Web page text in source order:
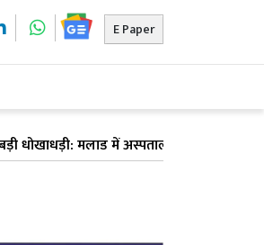
E Paper
मलाड में अस्पताल देने का झांसा देकर 6